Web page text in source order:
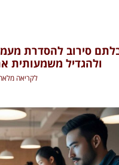
סירוב להסדרת
ולהגדיל משמעותית
לקריאה